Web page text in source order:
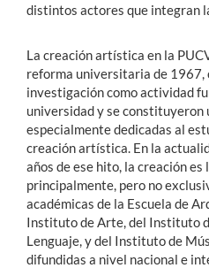
distintos actores que integran
La creación artística en la
reforma universitaria de 1967,
investigación como actividad
universidad y se constituyeron
especialmente dedicadas al
creación artística. En la
años de ese hito, la creación
principalmente, pero no
académicas de la Escuela de
Instituto de Arte, del Instituto
Lenguaje, y del Instituto de
difundidas a nivel nacional e